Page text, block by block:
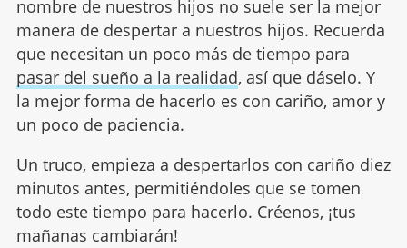
nombre de nuestros hijos no suele ser la mejor
manera de despertar a nuestros hijos. Recuerda
que necesitan un poco más de tiempo para
pasar del sueño a la realidad, así que dáselo. Y
la mejor forma de hacerlo es con cariño, amor y
un poco de paciencia.
Un truco, empieza a despertarlos con cariño diez
minutos antes, permitiéndoles que se tomen
todo este tiempo para hacerlo. Créenos, ¡tus
mañanas cambiarán!